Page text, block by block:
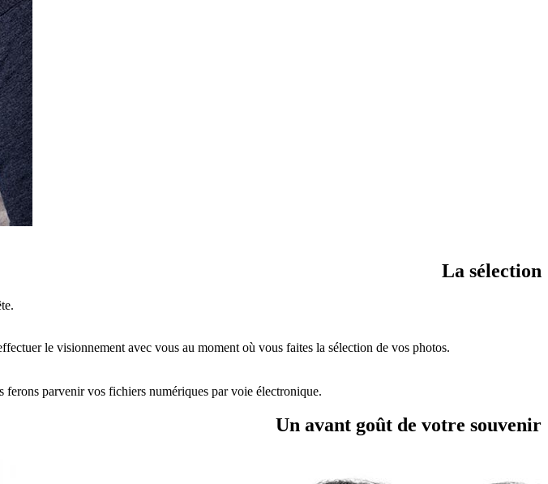
La sélection
le visionnement avec vous au moment où vous faites la sélection de vos photos.
parvenir vos fichiers numériques par voie électronique.
Un avant goût de votre souvenir